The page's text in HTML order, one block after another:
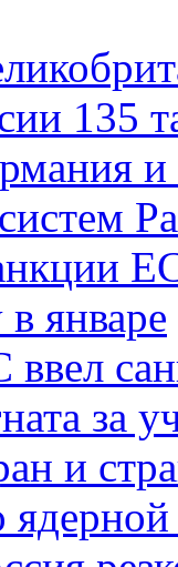
135
январе
ввел
за
и